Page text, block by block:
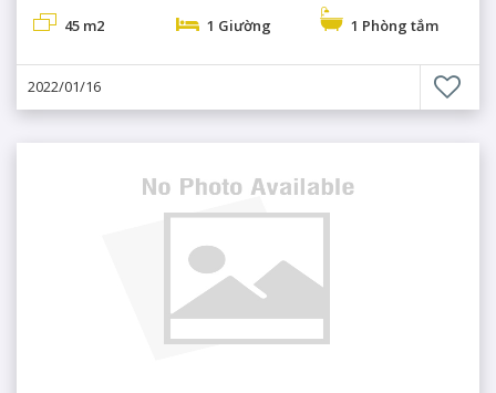
45 m2 1 Giường 1 Phòng tắm
2022/01/16